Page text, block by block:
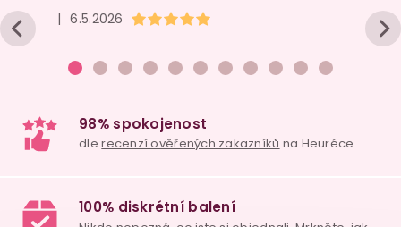
Hodnocení obchodu je 5 z 5 hvězdiček.
| 6.5.2026